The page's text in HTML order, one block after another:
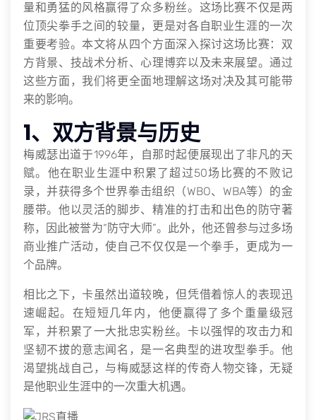
量和勇猛的风格赢得了众多粉丝。这场比赛不仅是两
位顶尖拳手之间的较量，更是对各自职业生涯的一次
重要考验。本文将从四个方面深入探讨这场比赛：双
方背景、技战术分析、心理博弈以及未来展望。通过
这些方面，我们将更全面地理解这场对决及其可能带
来的影响。
1、双方背景与历史
梅威瑟出道于1996年，自那时起便展现出了非凡的天
赋。他在职业生涯中积累了超过50场比赛的不败记
录，并获得多个世界拳击组织（WBO、WBA等）的金
腰带。他以灵活的脚步、精准的打击和出色的防守著
称，因此被誉为“防守大师”。此外，他还曾参与过多场
商业推广活动，使自己不仅仅是一个拳手，更成为一
个品牌。
相比之下，卡虽然出道较晚，但凭借着惊人的表现迅
速崛起。在短短几年内，他便赢得了多个重量级冠
军，并积累了一大批忠实粉丝。卡以强悍的攻击力和
坚韧不拔的意志闻名，是一名典型的进攻型拳手。他
渴望挑战自己，与梅威瑟这样的传奇人物交锋，无疑
是他职业生涯中的一次重大机遇。